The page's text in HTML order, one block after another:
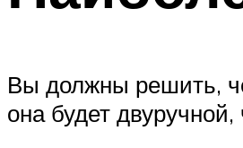
Вы должны решить,
она будет